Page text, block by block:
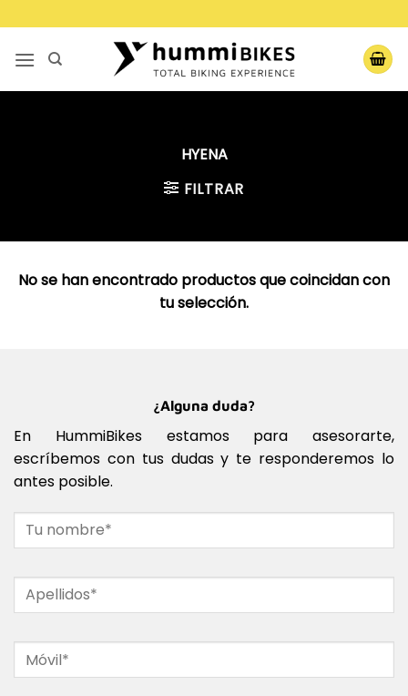
al
contenido
HYENA
FILTRAR
No se han encontrado productos que coincidan con
tu selección.
¿Alguna duda?
En HummiBikes estamos para asesorarte,
escríbemos con tus dudas y te responderemos lo
antes posible.